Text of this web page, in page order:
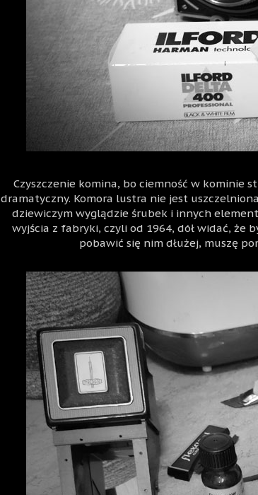
Czyszczenie komina, bo ciemność w kominie
dramatyczny. Komora lustra nie jest
dziewiczym wyglądzie śrubek i innych
wyjścia z fabryki, czyli od 1964, dół widać, że
pobawić się nim dłużej, muszę